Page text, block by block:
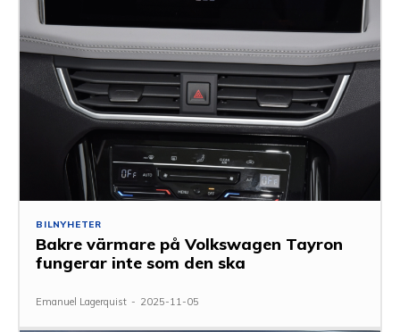
BILNYHETER
Bakre värmare på Volkswagen Tayron
fungerar inte som den ska
Emanuel Lagerquist - 2025-11-05